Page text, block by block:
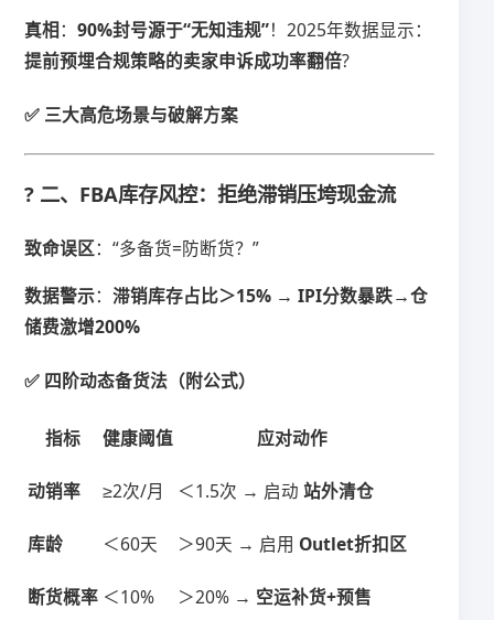
​真相​​：​​90%封号源于“无知违规”​​！2025年数据显示：​
提前预埋合规策略的卖家申诉成功率翻倍​​?
✅ 三大高危场景与破解方案
? 二、FBA库存风控：拒绝滞销压垮现金流
​致命误区​​：“多备货=防断货？”
​数据警示​​：​​滞销库存占比＞15% → IPI分数暴跌→仓
储费激增200%​
✅ 四阶动态备货法（附公式）
​指标​ 健康阈值 ​应对动作​
​动销率​ ≥2次/月 ＜1.5次 → 启动 ​​站外清仓​
​库龄​ ＜60天 ＞90天 → 启用 ​ ​Outlet折扣区​
​断货概率​ ＜10% ＞20% → ​ ​空运补货+预售​